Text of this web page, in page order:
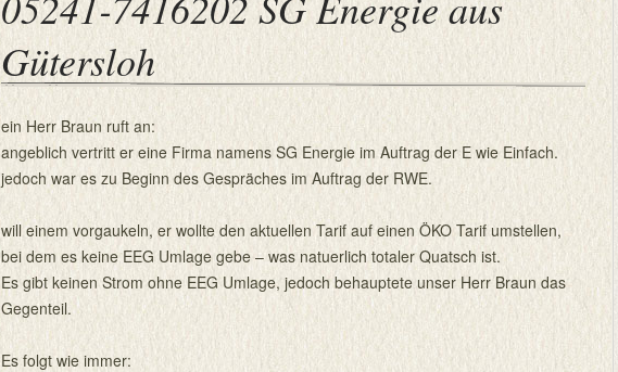
Gütersloh
ein Herr Braun ruft an:
angeblich vertritt er eine Firma namens SG Energie im Auftrag der E wie Einfach.
jedoch war es zu Beginn des Gespräches im Auftrag der RWE.
will einem vorgaukeln, er wollte den aktuellen Tarif auf einen ÖKO Tarif umstellen,
bei dem es keine EEG Umlage gebe – was natuerlich totaler Quatsch ist.
Es gibt keinen Strom ohne EEG Umlage, jedoch behauptete unser Herr Braun das
Gegenteil.
Es folgt wie immer: